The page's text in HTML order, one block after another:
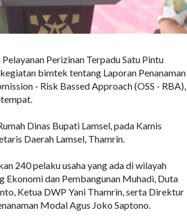
Perizinan Terpadu Satu Pintu
bimtek tentang Laporan Penanaman
- Risk Bassed Approach (OSS - RBA),
Dinas Bupati Lamsel, pada Kamis
Daerah Lamsel, Thamrin.
240 pelaku usaha yang ada di wilayah
Ekonomi dan Pembangunan Muhadi, Duta
Ketua DWP Yani Thamrin, serta Direktur
Modal Agus Joko Saptono.